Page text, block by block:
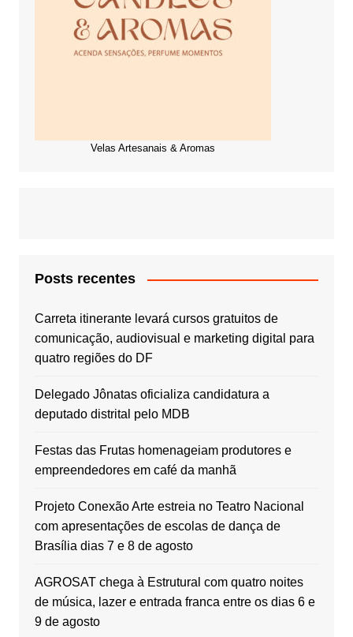
Velas Artesanais & Aromas
Posts recentes
Carreta itinerante levará cursos gratuitos de
comunicação, audiovisual e marketing digital para
quatro regiões do DF
Delegado Jônatas oficializa candidatura a
deputado distrital pelo MDB
Festas das Frutas homenageiam produtores e
empreendedores em café da manhã
Projeto Conexão Arte estreia no Teatro Nacional
com apresentações de escolas de dança de
Brasília dias 7 e 8 de agosto
AGROSAT chega à Estrutural com quatro noites
de música, lazer e entrada franca entre os dias 6 e
9 de agosto